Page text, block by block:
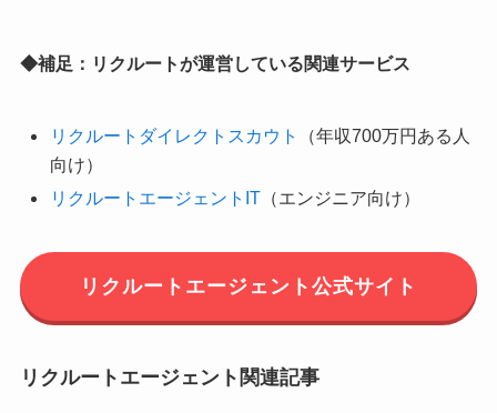
◆補足：リクルートが運営している関連サービス
リクルートダイレクトスカウト
（年収700万円ある人
向け）
リクルートエージェントIT（エンジニア向け）
リクルートエージェント公式サイト
リクルートエージェント関連記事